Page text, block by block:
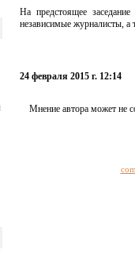
На предстоящее
независимые журналисты, а
24 февраля 2015 г. 12:14
Мнение автора может не